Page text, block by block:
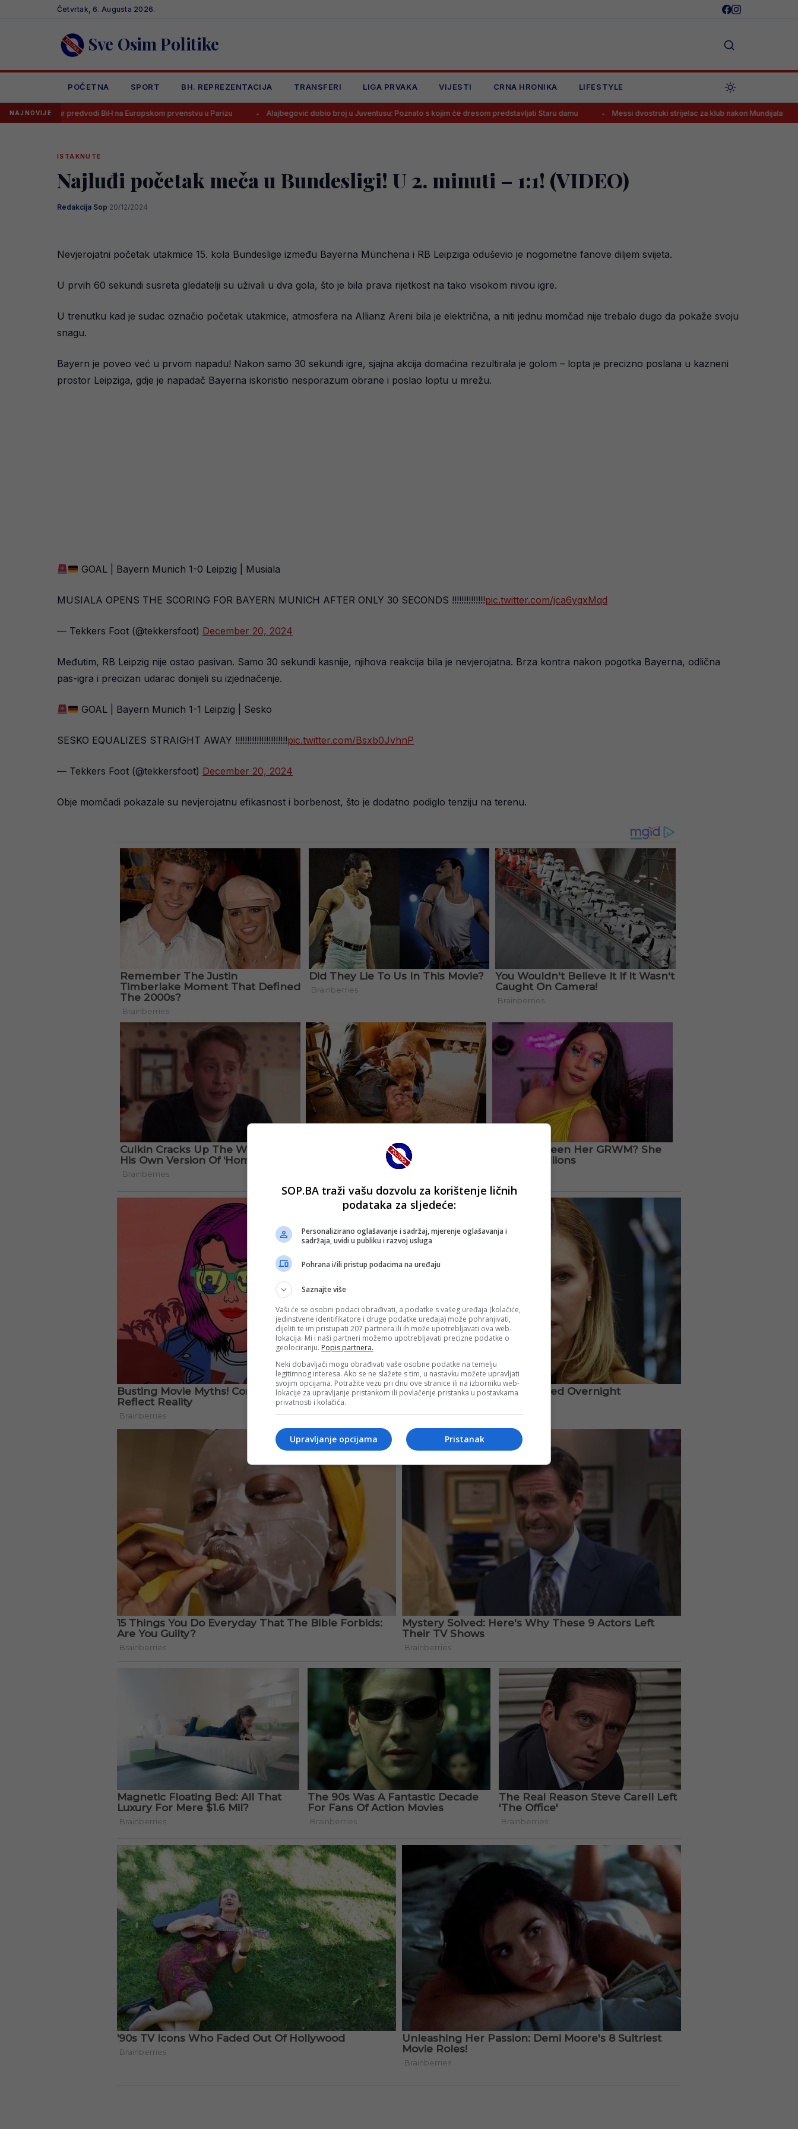
Četvrtak, 6. Augusta 2026.
Sve Osim Politike
POČETNA SPORT BH. REPREZENTACIJA TRANSFERI LIGA PRVAKA VIJESTI CRNA HRONIKA LIFESTYLE
NAJNOVIJE
predvodi BiH na Europskom prvenstvu u Parizu Alajbegović dobio broj u Juventusu: Poznato s kojim će dresom predstavljati Staru damu Messi dvostruki strijelac za klub nakon Mundijala
ISTAKNUTE
Najluđi početak meča u Bundesligi! U 2. minuti – 1:1! (VIDEO)
Redakcija Sop·20/12/2024
Nevjerojatni početak utakmice 15. kola Bundeslige između Bayerna Münchena i RB Leipziga oduševio je nogometne fanove diljem svijeta.
U prvih 60 sekundi susreta gledatelji su uživali u dva gola, što je bila prava rijetkost na tako visokom nivou igre.
U trenutku kad je sudac označio početak utakmice, atmosfera na Allianz Areni bila je električna, a niti jednu momčad nije trebalo dugo da pokaže svoju
snagu.
Bayern je poveo već u prvom napadu! Nakon samo 30 sekundi igre, sjajna akcija domaćina rezultirala je golom – lopta je precizno poslana u kazneni
prostor Leipziga, gdje je napadač Bayerna iskoristio nesporazum obrane i poslao loptu u mrežu.
GOAL | Bayern Munich 1-0 Leipzig | Musiala
MUSIALA OPENS THE SCORING FOR BAYERN MUNICH AFTER ONLY 30 SECONDS !!!!!!!!!!!!!!pic.twitter.com/jca6ygxMqd
— Tekkers Foot (@tekkersfoot) December 20, 2024
Međutim, RB Leipzig nije ostao pasivan. Samo 30 sekundi kasnije, njihova reakcija bila je nevjerojatna. Brza kontra nakon pogotka Bayerna, odlična
pas-igra i precizan udarac donijeli su izjednačenje.
GOAL | Bayern Munich 1-1 Leipzig | Sesko
SESKO EQUALIZES STRAIGHT AWAY !!!!!!!!!!!!!!!!!!!!!!pic.twitter.com/Bsxb0JvhnP
— Tekkers Foot (@tekkersfoot) December 20, 2024
Obje momčadi pokazale su nevjerojatnu efikasnost i borbenost, što je dodatno podiglo tenziju na terenu.
SOP.BA traži vašu dozvolu za korištenje ličnih
podataka za sljedeće:
Personalizirano oglašavanje i sadržaj, mjerenje oglašavanja i
sadržaja, uvidi u publiku i razvoj usluga
Pohrana i/ili pristup podacima na uređaju
Saznajte više
Vaši će se osobni podaci obrađivati, a podatke s vašeg uređaja (kolačiće,
jedinstvene identifikatore i druge podatke uređaja) može pohranjivati,
dijeliti te im pristupati 207 partnera ili ih može upotrebljavati ova web-
lokacija. Mi i naši partneri možemo upotrebljavati precizne podatke o
geolociranju. Popis partnera.
Neki dobavljači mogu obrađivati vaše osobne podatke na temelju
legitimnog interesa. Ako se ne slažete s tim, u nastavku možete upravljati
svojim opcijama. Potražite vezu pri dnu ove stranice ili na izborniku web-
lokacije za upravljanje pristankom ili povlačenje pristanka u postavkama
privatnosti i kolačića.
Pristanak
Upravljanje opcijama